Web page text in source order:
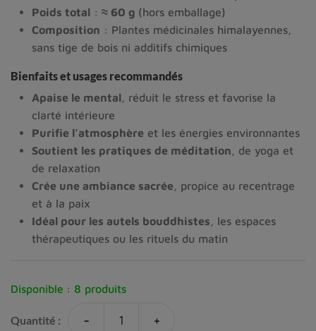
Poids total : ≈ 60 g (hors emballage)
Composition : Plantes médicinales himalayennes,
sans tige de bois ni additifs chimiques
Bienfaits et usages recommandés
Apaise le mental , réduit le stress et favorise la
clarté intérieure
Purifie l’atmosphère et les énergies environnantes
Soutient les pratiques de méditation , de yoga et
de relaxation
Crée une ambiance sacrée , propice au recentrage
et à la paix
Idéal pour les autels bouddhistes , les espaces
thérapeutiques ou les rituels du matin
Disponible : 8 produits
Quantité : - +